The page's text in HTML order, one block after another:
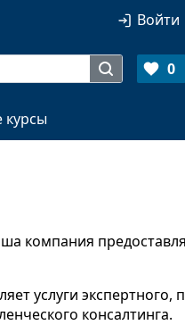
Войти
0
курсы
компания
услуги экспертного,
консалтинга.